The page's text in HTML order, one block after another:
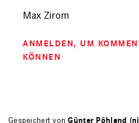
Max Zirom
ANMELDEN, UM
KÖNNEN
Gespeichert vonGünter Pöhland